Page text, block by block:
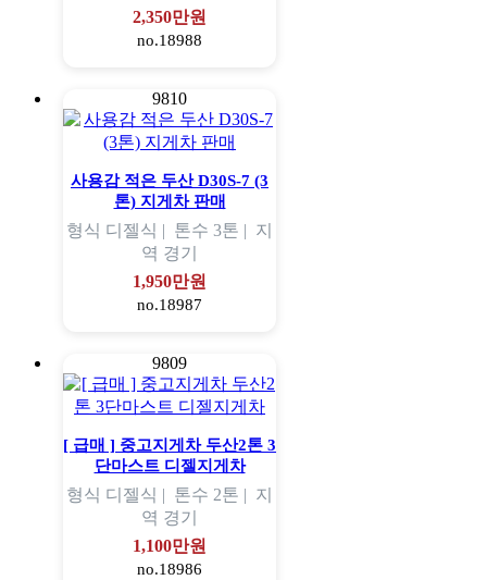
2,350만원
no.18988
9810
사용감 적은 두산 D30S-7 (3
톤) 지게차 판매
형식 디젤식 | 톤수 3톤 | 지
역 경기
1,950만원
no.18987
9809
[ 급매 ] 중고지게차 두산2톤 3
단마스트 디젤지게차
형식 디젤식 | 톤수 2톤 | 지
역 경기
1,100만원
no.18986